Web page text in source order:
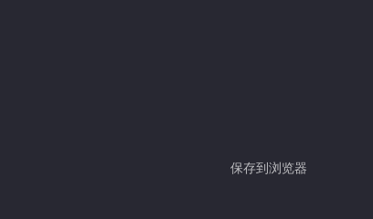
保存到浏览器